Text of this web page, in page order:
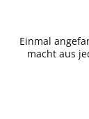
Einmal
macht aus